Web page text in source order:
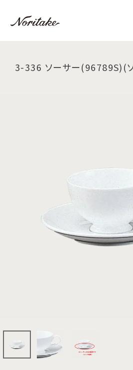
3-336 ソーサー(96789S)(